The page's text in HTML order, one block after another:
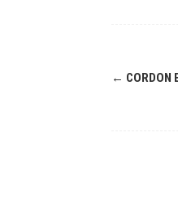
Navigation
← CORDON